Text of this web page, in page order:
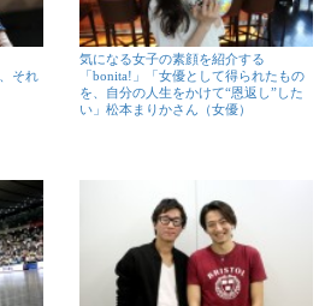
それ
気になる女子の素顔を紹介する
「bonita!」「女優として得られたもの
を、自分の人生をかけて“恩返し”した
い」松本まりかさん（女優）